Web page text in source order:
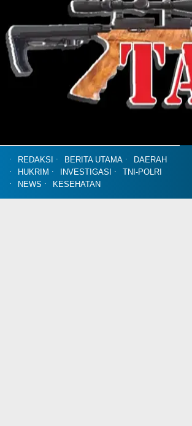
REDAKSI BERITA UTAMA
DAERAH
HUKRIM
INVESTIGASI
TNI-POLRI
NEWS
KESEHATAN